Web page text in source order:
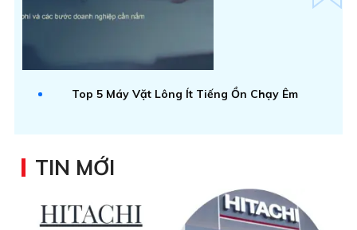
Top 5 Máy Vặt Lông Ít Tiếng Ồn Chạy Êm
TIN MỚI